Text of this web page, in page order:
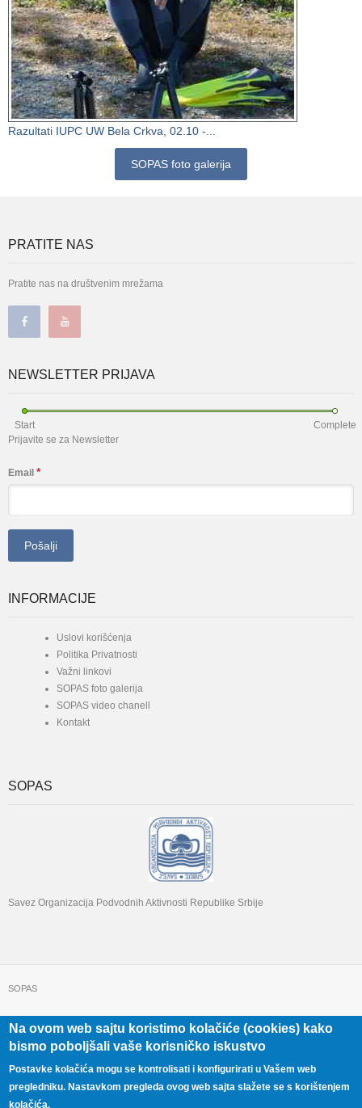
Razultati IUPC UW Bela Crkva, 02.10 -...
SOPAS foto galerija
PRATITE NAS
Pratite nas na društvenim mrežama
NEWSLETTER PRIJAVA
Start
Complete
Prijavite se za Newsletter
Email *
INFORMACIJE
Uslovi korišćenja
Politika Privatnosti
Važni linkovi
SOPAS foto galerija
SOPAS video chanell
Kontakt
SOPAS
Savez Organizacija Podvodnih Aktivnosti Republike Srbije
SOPAS
+381 11 322 22 32 Beograd, Beogradska 71
Na ovom web sajtu koristimo kolačiće (cookies) kako
bismo poboljšali vaše korisničko iskustvo
Postavke kolačića mogu se kontrolisati i konfigurirati u Vašem web
pregledniku. Nastavkom pregleda ovog web sajta slažete se s korištenjem
kolačića.